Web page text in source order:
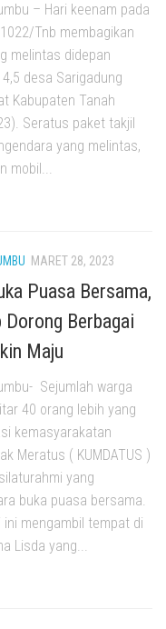
– Hari keenam pada
Tnb membagikan
melintas didepan
desa Sarigadung
Kabupaten Tanah
Seratus paket takjil
yang melintas,
mobil...
MARET 28, 2023
Puasa Bersama,
Dorong Berbagai
Maju
Sejumlah warga
40 orang lebih yang
kemasyarakatan
Meratus ( KUMDATUS )
yang
buka puasa bersama.
ini mengambil tempat di
Lisda yang...